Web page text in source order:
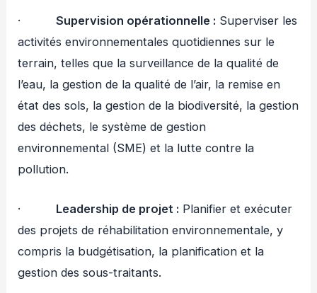
·Supervision opérationnelle : Superviser les
activités environnementales quotidiennes sur le
terrain, telles que la surveillance de la qualité de
l’eau, la gestion de la qualité de l’air, la remise en
état des sols, la gestion de la biodiversité, la gestion
des déchets, le système de gestion
environnemental (SME) et la lutte contre la
pollution.
· Leadership de projet : Planifier et exécuter
des projets de réhabilitation environnementale, y
compris la budgétisation, la planification et la
gestion des sous-traitants.